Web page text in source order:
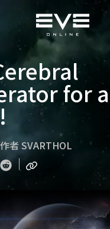
for
作者 SVARTHOL